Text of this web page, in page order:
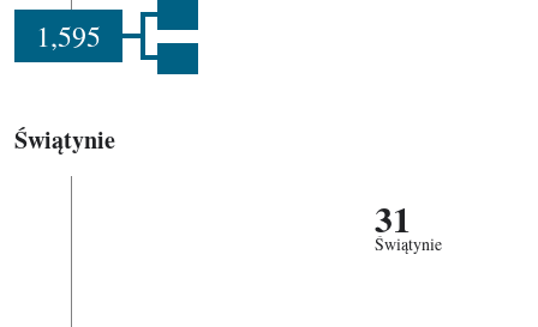
1,595
Świątynie
31
Świątynie